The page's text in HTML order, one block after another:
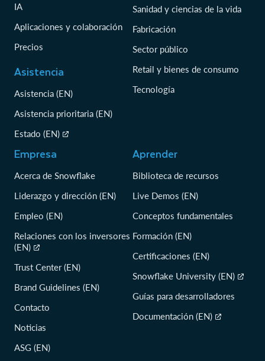
IA
Aplicaciones y colaboración
Precios
Asistencia
Asistencia (EN)
Asistencia prioritaria (EN)
Estado (EN)
Sanidad y ciencias de la vida
Fabricación
Sector público
Retail y bienes de consumo
Tecnología
Empresa
Acerca de Snowflake
Liderazgo y dirección (EN)
Empleo (EN)
Relaciones con los inversores
(EN)
Trust Center (EN)
Brand Guidelines (EN)
Contacto
Noticias
ASG (EN)
Aprender
Biblioteca de recursos
Live Demos (EN)
Conceptos fundamentales
Formación (EN)
Certificaciones (EN)
Snowflake University (EN)
Guías para desarrolladores
Documentación (EN)